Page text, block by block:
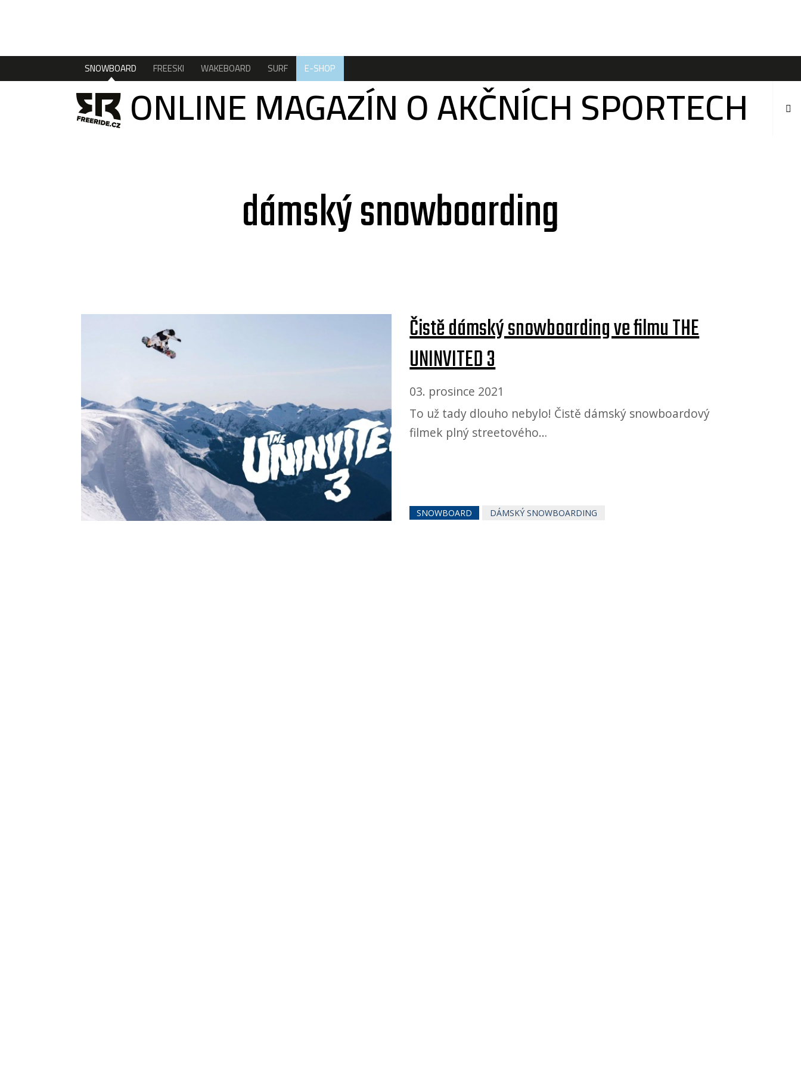
SNOWBOARD FREESKI WAKEBOARD SURF E-SHOP
ONLINE MAGAZÍN O AKČNÍCH SPORTECH
dámský snowboarding
Čistě dámský snowboarding ve filmu THE
UNINVITED 3
03. prosince 2021
To už tady dlouho nebylo! Čistě dámský snowboardový
filmek plný streetového…
SNOWBOARD DÁMSKÝ SNOWBOARDING